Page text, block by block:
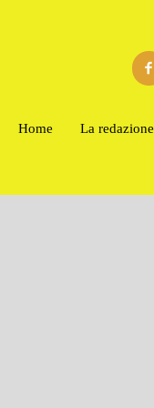
Home La redazione